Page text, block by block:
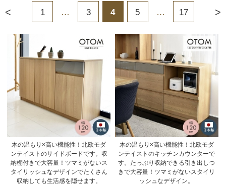
< >
1 … 3 4 5 … 17
木の温もり×高い機能性！北欧モダ
ンテイストのサイドボードです。収
納棚付きで大容量！ツマミがないス
タイリッシュなデザインでたくさん
収納しても生活感を隠せます。
木の温もり×高い機能性！北欧モダ
ンテイストのキッチンカウンターで
す。たっぷり収納できる引き出しつ
きで大容量！ツマミがないスタイリ
ッシュなデザイン。